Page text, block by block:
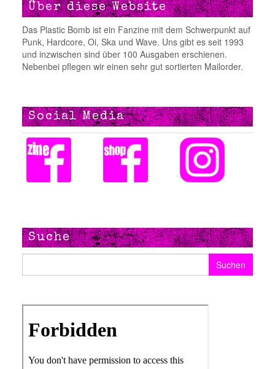
Über diese Website
Das Plastic Bomb ist ein Fanzine mit dem Schwerpunkt auf
Punk, Hardcore, Oi, Ska und Wave. Uns gibt es seit 1993
und inzwischen sind über 100 Ausgaben erschienen.
Nebenbei pflegen wir einen sehr gut sortierten Mailorder.
Social Media
Suche